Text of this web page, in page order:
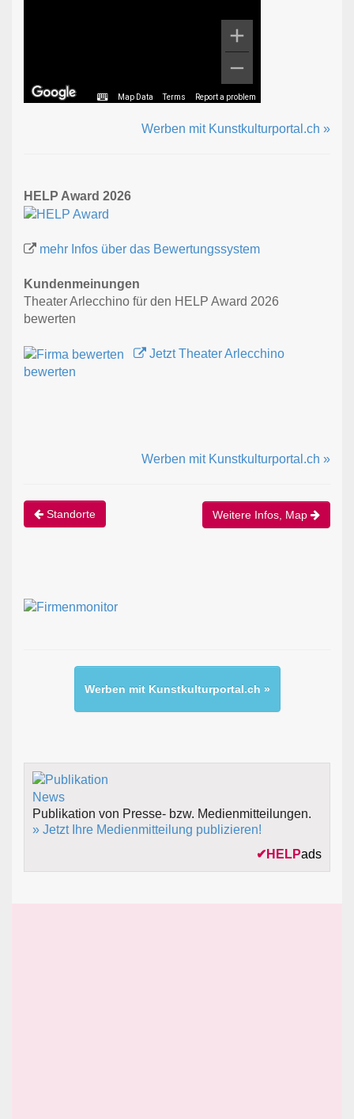
Map Data Terms Report a problem
Werben mit Kunstkulturportal.ch »
HELP Award 2026
mehr Infos über das Bewertungssystem
Kundenmeinungen
Theater Arlecchino für den HELP Award 2026
bewerten
Jetzt Theater Arlecchino
bewerten
Werben mit Kunstkulturportal.ch »
Standorte Weitere Infos, Map
Werben mit Kunstkulturportal.ch »
Publikation von Presse- bzw. Medienmitteilungen.
» Jetzt Ihre Medienmitteilung publizieren!
✔ HELPads